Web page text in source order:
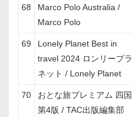
68
Marco Polo Australia /
Marco Polo
69
Lonely Planet Best in
travel 2024 ロンリープラ
ネット / Lonely Planet
70
おとな旅プレミアム 四国
第4版 / TAC出版編集部